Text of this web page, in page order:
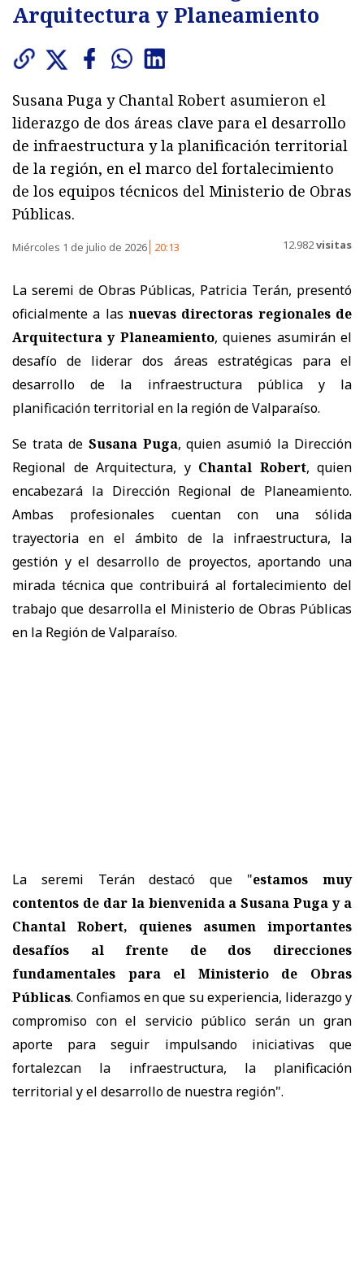
Arquitectura y Planeamiento
Susana Puga y Chantal Robert asumieron el
liderazgo de dos áreas clave para el desarrollo
de infraestructura y la planificación territorial
de la región, en el marco del fortalecimiento
de los equipos técnicos del Ministerio de Obras
Públicas.
Miércoles 1 de julio de 2026 20:13 12.982visitas
La seremi de Obras Públicas, Patricia Terán, presentó
oficialmente a las nuevas directoras regionales de
Arquitectura y Planeamiento, quienes asumirán el
desafío de liderar dos áreas estratégicas para el
desarrollo de la infraestructura pública y la
planificación territorial en la región de Valparaíso.
Se trata de Susana Puga, quien asumió la Dirección
Regional de Arquitectura, y Chantal Robert, quien
encabezará la Dirección Regional de Planeamiento.
Ambas profesionales cuentan con una sólida
trayectoria en el ámbito de la infraestructura, la
gestión y el desarrollo de proyectos, aportando una
mirada técnica que contribuirá al fortalecimiento del
trabajo que desarrolla el Ministerio de Obras Públicas
en la Región de Valparaíso.
La seremi Terán destacó que "estamos muy
contentos de dar la bienvenida a Susana Puga y a
Chantal Robert, quienes asumen importantes
desafíos al frente de dos direcciones
fundamentales para el Ministerio de Obras
Públicas. Confiamos en que su experiencia, liderazgo y
compromiso con el servicio público serán un gran
aporte para seguir impulsando iniciativas que
fortalezcan la infraestructura, la planificación
territorial y el desarrollo de nuestra región".